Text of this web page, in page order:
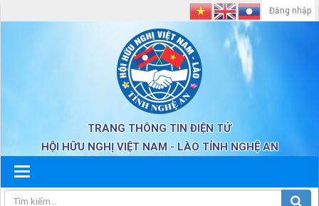
TRANG THÔNG TIN ĐIỆN TỬ
HỘI HỮU NGHỊ VIỆT NAM - LÀO TỈNH NGHỆ AN
Đăng nhập